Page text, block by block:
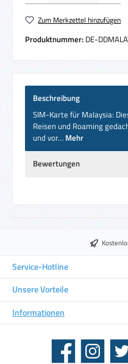
Zum Merkzettel hinzufügen
Produktnummer: DE-
Beschreibung
SIM-Karte für Malaysia:
Reisen und Roaming
und vor… Mehr
Bewertungen
Service-Hotline
Unsere Vorteile
Informationen
Facebook Instagram Twitter